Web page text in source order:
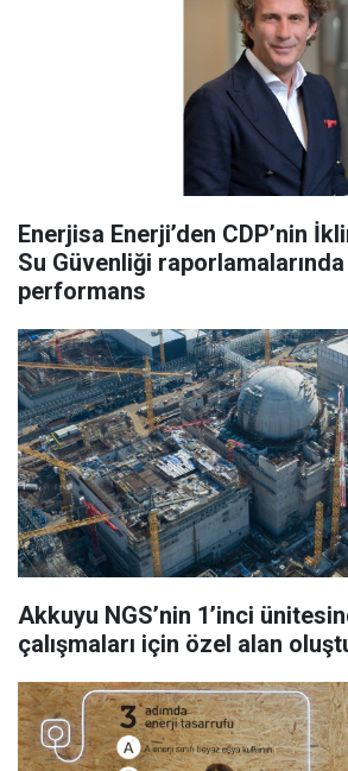
Enerjisa Enerji’den CDP’nin
Su Güvenliği raporlamalarında
performans
Akkuyu NGS’nin 1’inci
çalışmaları için özel alan